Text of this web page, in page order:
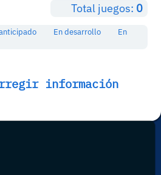
Total juegos: 0
En desarrollo
En
información